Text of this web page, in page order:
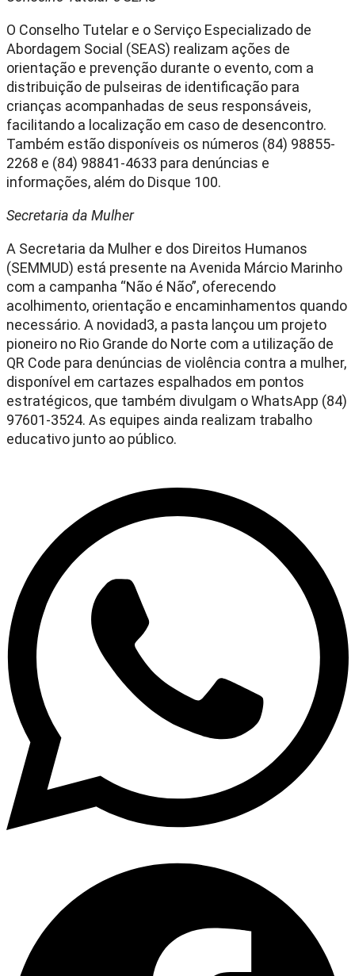
O Conselho Tutelar e o Serviço Especializado de
Abordagem Social (SEAS) realizam ações de
orientação e prevenção durante o evento, com a
distribuição de pulseiras de identificação para
crianças acompanhadas de seus responsáveis,
facilitando a localização em caso de desencontro.
Também estão disponíveis os números (84) 98855-
2268 e (84) 98841-4633 para denúncias e
informações, além do Disque 100.
Secretaria da Mulher
A Secretaria da Mulher e dos Direitos Humanos
(SEMMUD) está presente na Avenida Márcio Marinho
com a campanha “Não é Não”, oferecendo
acolhimento, orientação e encaminhamentos quando
necessário. A novidad3, a pasta lançou um projeto
pioneiro no Rio Grande do Norte com a utilização de
QR Code para denúncias de violência contra a mulher,
disponível em cartazes espalhados em pontos
estratégicos, que também divulgam o WhatsApp (84)
97601-3524. As equipes ainda realizam trabalho
educativo junto ao público.